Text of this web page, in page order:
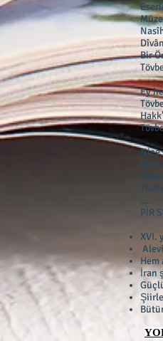
Bir
Ey
Nice
Nice
Vakt
...
PİR
XVI.
Hem
İran